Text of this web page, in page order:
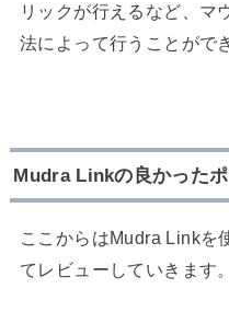
リックが行えるなど、マ
法によって行うことがで
Mudra Linkの良かったポ
ここからはMudra Linkを
てレビューしていきます。